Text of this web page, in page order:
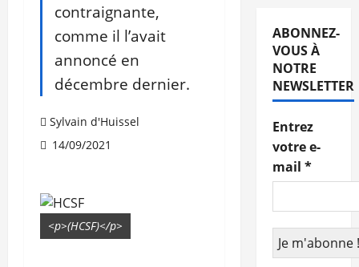
contraignante,
comme il l’avait
annoncé en
décembre dernier.
Sylvain d'Huissel
14/09/2021
<p>(HCSF)</p>
ABONNEZ-
VOUS À
NOTRE
NEWSLETTER
Entrez
votre e-
mail *